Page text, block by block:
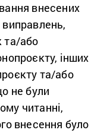
внесених
та/або
інших
та/або
не були
читанні,
внесення було